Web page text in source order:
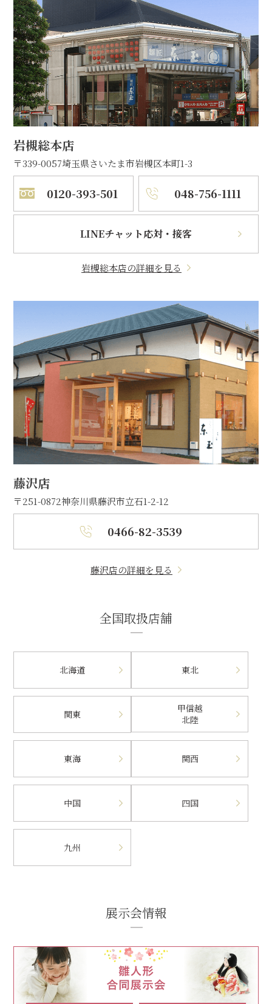
岩槻総本店
〒339-0057埼玉県さいたま市岩槻区本町1-3
0120-393-501 048-756-1111
LINEチャット応対・接客
岩槻総本店の詳細を見る
藤沢店
〒251-0872神奈川県藤沢市立石1-2-12
0466-82-3539
藤沢店の詳細を見る
全国取扱店舗
北海道 東北
関東
甲信越
北陸
東海 関西
中国 四国
九州
展示会情報